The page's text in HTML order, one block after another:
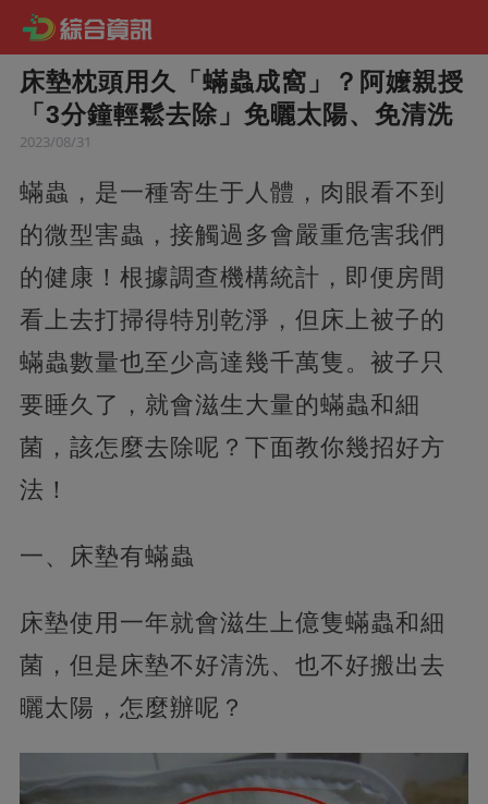
床墊枕頭用久「蟎蟲成窩」？阿嬤親授
「3分鐘輕鬆去除」免曬太陽、免清洗
2023/08/31
蟎蟲，是一種寄生于人體，肉眼看不到
的微型害蟲，接觸過多會嚴重危害我們
的健康！根據調查機構統計，即便房間
看上去打掃得特別乾淨，但床上被子的
蟎蟲數量也至少高達幾千萬隻。 被子只
要睡久了，就會滋生大量的蟎蟲和細
菌，該怎麼去除呢？下面教你幾招好方
法！
一、床墊有蟎蟲
床墊使用一年就會滋生上億隻蟎蟲和細
菌，但是床墊不好清洗、也不好搬出去
曬太陽， 怎麼辦呢？